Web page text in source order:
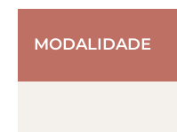
MODALIDADE